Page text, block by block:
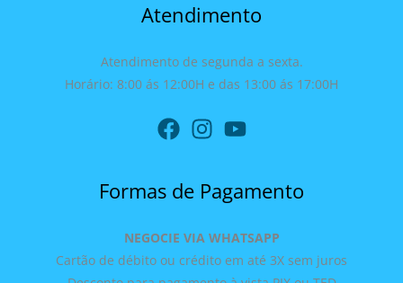
Atendimento
Atendimento de segunda a sexta.
Horário: 8:00 ás 12:00H e das 13:00 ás 17:00H
Formas de Pagamento
NEGOCIE VIA WHATSAPP
Cartão de débito ou crédito em até 3X sem juros